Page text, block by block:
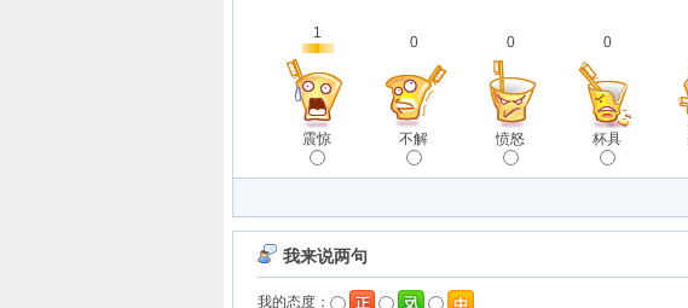
1
震惊
0
不解
0
愤怒
0
杯具